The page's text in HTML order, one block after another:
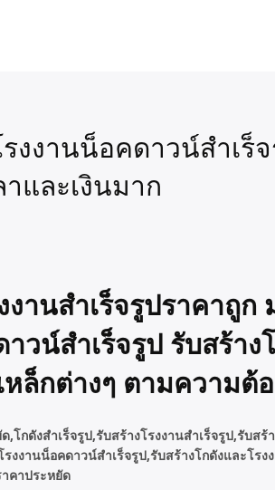
งงานน็อคดาวน์สำเร็
าและเงินมาก
านสำเร็จรูปราคาถู
วน์สำเร็จรูป รับสร้าง
ล็กต่างๆ ตามความต้
กดังสำเร็จรูป,รับสร้างโรงงานสำเร็จรูป,รับสร้
งานน็อคดาวน์สำเร็จรูป,รับสร้างโกดังและโรง
คาประหยัด